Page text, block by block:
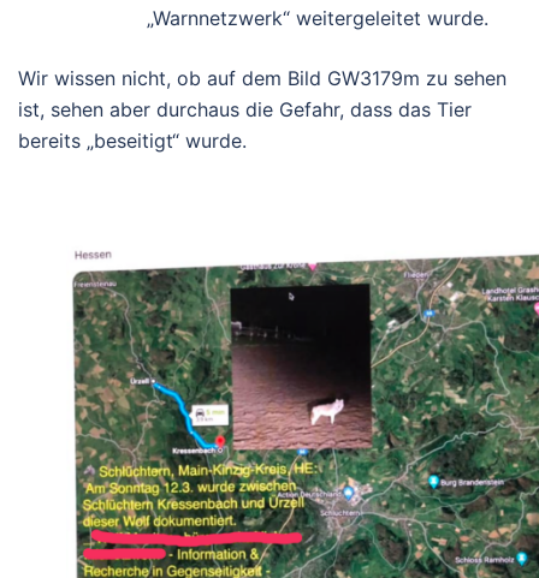
„Warnnetzwerk“ weitergeleitet wurde.
Wir wissen nicht, ob auf dem Bild GW3179m zu sehen
ist, sehen aber durchaus die Gefahr, dass das Tier
bereits „beseitigt“ wurde.